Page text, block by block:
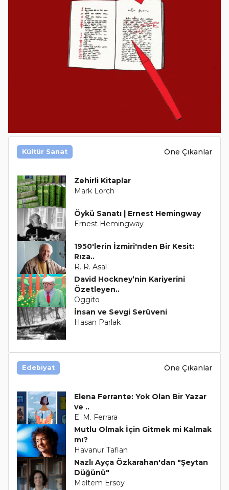
Kültür Sanat Öne Çıkanlar
Zehirli Kitaplar
Mark Lorch
Öykü Sanatı | Ernest Hemingway
Ernest Hemingway
1950'lerin İzmiri'nden Bir Kesit:
Rıza..
R. R. Asal
David Hockney’nin Kariyerini
Özetleyen..
Oggito
İnsan ve Sevgi Serüveni
Hasan Parlak
Edebiyat Öne Çıkanlar
Elena Ferrante: Yok Olan Bir Yazar
ve ..
E. M. Ferrara
Mutlu Olmak İçin Gitmek mi Kalmak
mı?
Havanur Taflan
Nazlı Ayça Özkarahan'dan "Şeytan
Düğünü"
Meltem Ersoy